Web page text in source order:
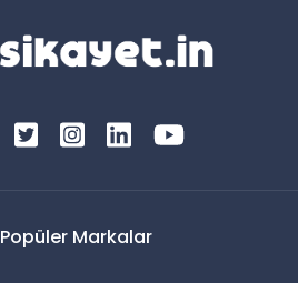
Popüler Markalar